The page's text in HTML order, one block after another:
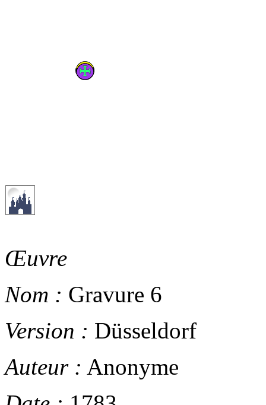
Œuvre
Nom : Gravure 6
Version : Düsseldorf
Auteur : Anonyme